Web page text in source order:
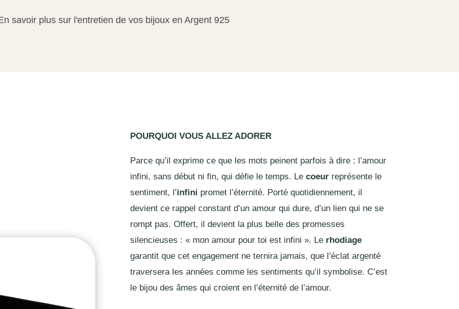
savoir plus sur l'entretien de vos bijoux en Argent 925
POURQUOI VOUS ALLEZ ADORER
Parce qu’il exprime ce que les mots peinent parfois à dire : l’amour
infini, sans début ni fin, qui défie le temps. Le coeurreprésente le
sentiment, l’infini promet l’éternité. Porté quotidiennement, il
devient ce rappel constant d’un amour qui dure, d’un lien qui ne se
rompt pas. Offert, il devient la plus belle des promesses
silencieuses : « mon amour pour toi est infini ». Le rhodiage
garantit que cet engagement ne ternira jamais, que l’éclat argenté
traversera les années comme les sentiments qu’il symbolise. C’est
le bijou des âmes qui croient en l’éternité de l’amour.